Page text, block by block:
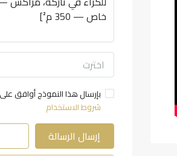
اخترت
بإرسال هذا النموذج أوافق على
شروط الاستخدام
إرسال الرسالة